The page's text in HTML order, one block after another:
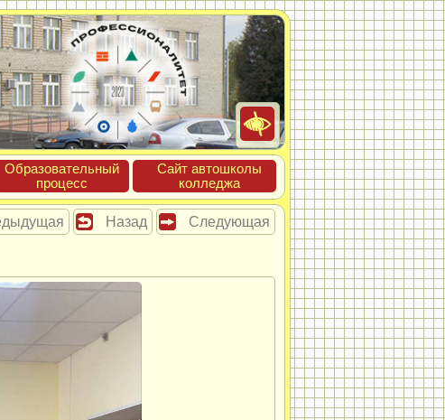
Обра­зова­тель­ный
про­цесс
Сайт ав­тошко­лы
кол­леджа
Назад Следующая